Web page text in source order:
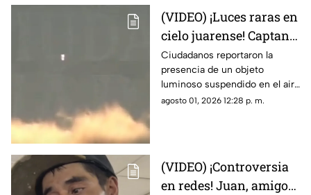
(VIDEO) ¡Luces raras en
cielo juarense! Captan
luz de extraña forma
que asemeja un OVNI
Ciudadanos reportaron la
presencia de un objeto
luminoso suspendido en el aire
que no coincidía con drones ni
agosto 01, 2026 12:28 p. m.
(VIDEO) ¡Controversia
en redes! Juan, amigo